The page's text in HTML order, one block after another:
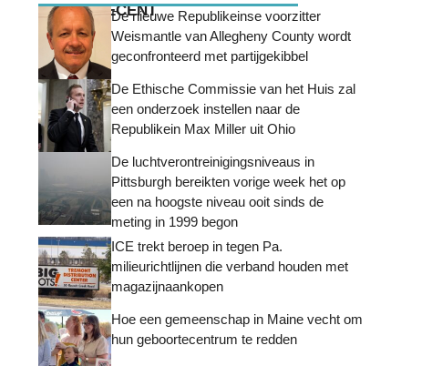
MEEST RECENTDe nieuwe Republikeinse voorzitter
Weismantle van Allegheny County wordt
geconfronteerd met partijgekibbel
De Ethische Commissie van het Huis zal
een onderzoek instellen naar de
Republikein Max Miller uit Ohio
De luchtverontreinigingsniveaus in
Pittsburgh bereikten vorige week het op
een na hoogste niveau ooit sinds de
meting in 1999 begon
ICE trekt beroep in tegen Pa.
milieurichtlijnen die verband houden met
magazijnaankopen
Hoe een gemeenschap in Maine vecht om
hun geboortecentrum te redden